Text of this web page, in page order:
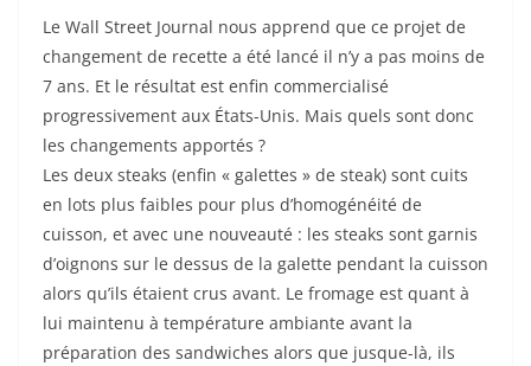
Le Wall Street Journal nous apprend que ce projet de
changement de recette a été lancé il n’y a pas moins de
7 ans. Et le résultat est enfin commercialisé
progressivement aux États-Unis. Mais quels sont donc
les changements apportés ?
Les deux steaks (enfin « galettes » de steak) sont cuits
en lots plus faibles pour plus d’homogénéité de
cuisson, et avec une nouveauté : les steaks sont garnis
d’oignons sur le dessus de la galette pendant la cuisson
alors qu’ils étaient crus avant. Le fromage est quant à
lui maintenu à température ambiante avant la
préparation des sandwiches alors que jusque-là, ils